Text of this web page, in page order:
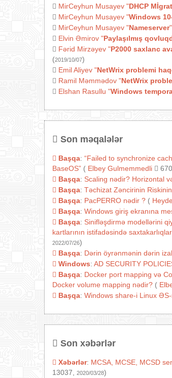
MirCeyhun Musayev "DHCP
MirCeyhun Musayev "Windows
MirCeyhun Musayev "Nameserver"
Elvin Əmirov "Paylaşılmış
Fərid Mirzəyev "P2000 saxlanc
(2019/10/07)
Emil Aliyev "NetWrix problemi
Ramil Məmmədov "NetWrix
Elshan Rasullu "Windows
Son məqalələr
Başqa: “Failed to synchronize
BaseOS” ( Elbey Gulmemmedli
Başqa: Scaling nədir? Horizontal
Başqa: Təchizat Zəncirinin
Başqa: PacPERRO nədir ? (
Başqa: Windows giriş ekranına
Başqa: Sinifləşdirmə modellərini
kartlarının istifadəsində
2022/07/26)
Başqa: Dərin öyrənmənin dərin
Windows: AD SECURITY
Başqa: Docker port mapping və
Docker volume mapping nədir? (
Başqa: Windows share-i Linux
Son xəbərlər
Xəbərlər: MCSA, MCSE, MCSD
13037,
2020/03/28)